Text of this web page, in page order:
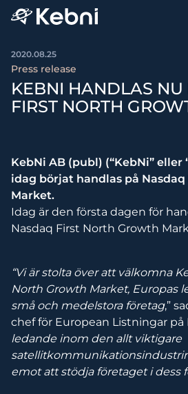
2020.08.25
Press release
KEBNI HANDLAS
FIRST NORTH
KebNi AB (publ) (“KebNi” eller
idag börjat handlas på
Market.
Idag är den första dagen för
Nasdaq First North Growth
“Vi är stolta över att välkomna
North Growth Market, Europas
små och medelstora företag,”
chef för European Listningar på
ledande inom den allt viktigare
emot att stödja företaget i dess